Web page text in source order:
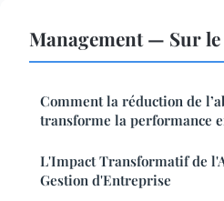
Management — Sur le
Comment la réduction de
transforme la performance
L'Impact Transformatif de
Gestion d'Entreprise